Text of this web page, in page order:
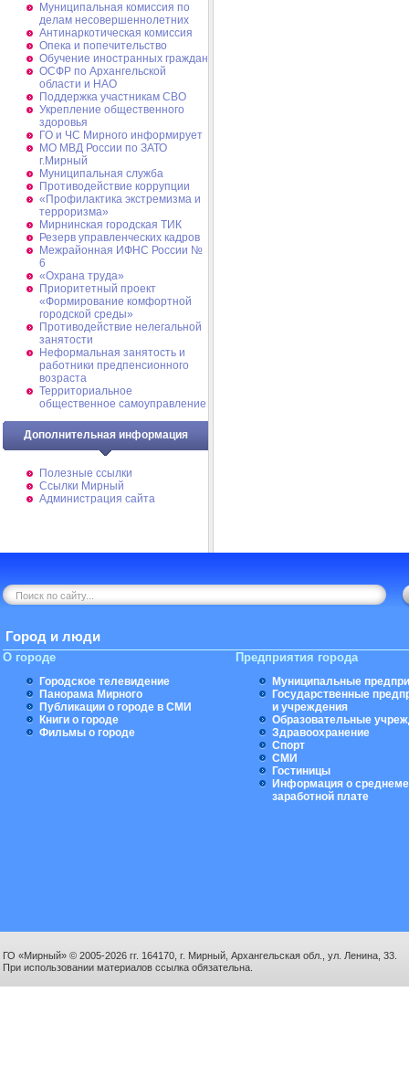
Муниципальная комиссия по
делам несовершеннолетних
Антинаркотическая комиссия
Опека и попечительство
Обучение иностранных граждан
ОСФР по Архангельской
области и НАО
Поддержка участникам СВО
Укрепление общественного
здоровья
ГО и ЧС Мирного информирует
МО МВД России по ЗАТО
г.Мирный
Муниципальная cлужба
Противодействие коррупции
«Профилактика экстремизма и
терроризма»
Мирнинская городская ТИК
Резерв управленческих кадров
Межрайонная ИФНС России №
6
«Охрана труда»
Приоритетный проект
«Формирование комфортной
городской среды»
Противодействие нелегальной
занятости
Неформальная занятость и
работники предпенсионного
возраста
Территориальное
общественное самоуправление
Дополнительная информация
Полезные ссылки
Ссылки Мирный
Администрация сайта
Город и люди
О городе
Городское телевидение
Панорама Мирного
Публикации о городе в СМИ
Книги о городе
Фильмы о городе
Предприятия города
Муниципальные
Государственные
и учреждения
Образовательные
Здравоохранение
Спорт
СМИ
Гостиницы
Информация о
заработной плате
ГО «Мирный» © 2005-2026 гг. 164170, г. Мирный, Архангельская обл., ул. Ленина, 33.
При использовании материалов ссылка обязательна.